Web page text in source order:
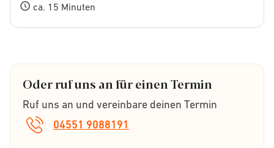
ca. 15 Minuten
Oder ruf uns an für einen Termin
04551 9088191
Ruf uns an und vereinbare deinen Termin